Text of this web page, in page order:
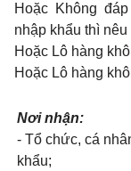
Hoặc Không
nhập khẩu thì
Hoặc Lô hàng
Hoặc Lô hàng
Nơi nhận:
- Tổ chức, cá
khẩu;